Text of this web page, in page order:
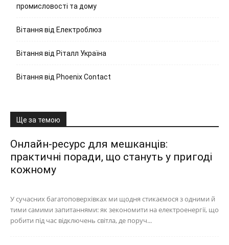
промисловості та дому
Вітання від Електроблюз
Вітання від Ріталл Україна
Вітання від Phoenix Contact
Ще за темою
Онлайн-ресурс для мешканців:
практичні поради, що стануть у пригоді
кожному
У сучасних багатоповерхівках ми щодня стикаємося з одними й
тими самими запитаннями: як зекономити на електроенергії, що
робити під час відключень світла, де поруч...